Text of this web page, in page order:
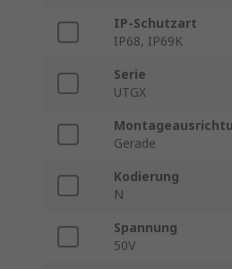
IP-Schutzart
IP68, IP69K
Serie
UTGX
Gerade
Kodierung
N
Spannung
50V